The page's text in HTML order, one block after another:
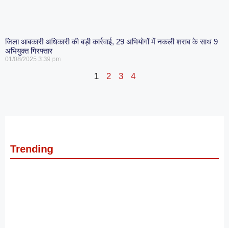
जिला आबकारी अधिकारी की बड़ी कार्रवाई, 29 अभियोगों में नकली शराब के साथ 9
अभियुक्त गिरफ्तार
01/08/2025 3:39 pm
1 2 3 4
Trending